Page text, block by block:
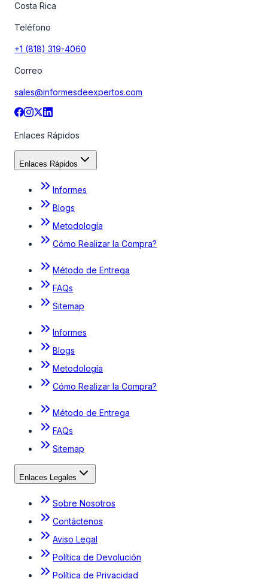
Costa Rica
Teléfono
+1 (818) 319-4060
Correo
sales@informesdeexpertos.com
Enlaces Rápidos
Enlaces Rápidos
Informes
Blogs
Metodología
Cómo Realizar la Compra?
Método de Entrega
FAQs
Sitemap
Informes
Blogs
Metodología
Cómo Realizar la Compra?
Método de Entrega
FAQs
Sitemap
Enlaces Legales
Sobre Nosotros
Contáctenos
Aviso Legal
Política de Devolución
Política de Privacidad